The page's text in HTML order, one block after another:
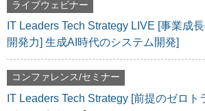
ライブウェビナー
IT Leaders Tech Strategy LIVE [事業成
開発力] 生成AI時代のシステム開発]
コンファレンス/セミナー
IT Leaders Tech Strategy [前提のゼロト